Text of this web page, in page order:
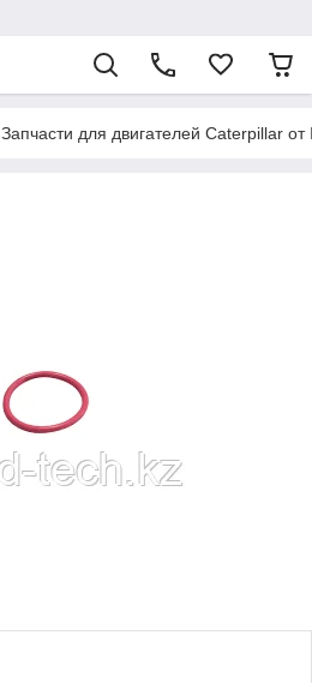
Запчасти для двигателей Caterpillar от